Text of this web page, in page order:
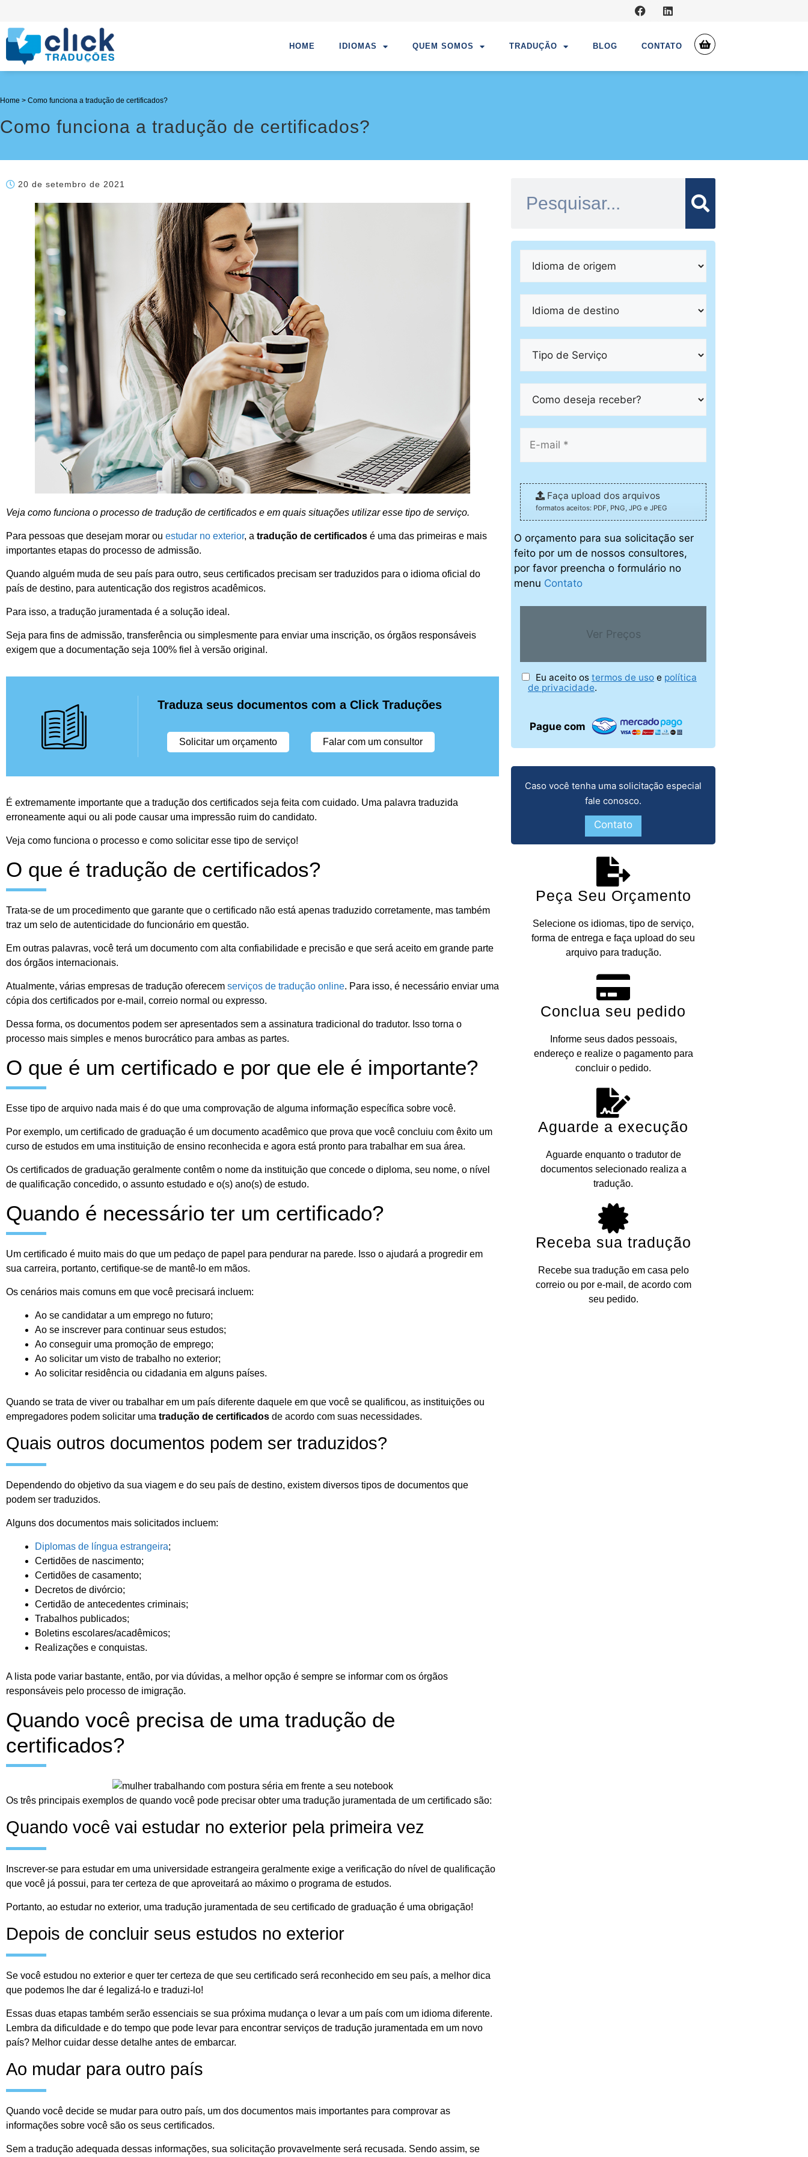
HOME IDIOMAS QUEM SOMOS TRADUÇÃO BLOG CONTATO
Home > Como funciona a tradução de certificados?
Como funciona a tradução de certificados?
20 de setembro de 2021
Veja como funciona o processo de tradução de certificados e em quais situações utilizar esse tipo de serviço.
Para pessoas que desejam morar ou estudar no exterior, a tradução de certificados é uma das primeiras e mais
importantes etapas do processo de admissão.
Quando alguém muda de seu país para outro, seus certificados precisam ser traduzidos para o idioma oficial do
país de destino, para autenticação dos registros acadêmicos.
Para isso, a tradução juramentada é a solução ideal.
Seja para fins de admissão, transferência ou simplesmente para enviar uma inscrição, os órgãos responsáveis
exigem que a documentação seja 100% fiel à versão original.
Traduza seus documentos com a Click Traduções
Solicitar um orçamento Falar com um consultor
É extremamente importante que a tradução dos certificados seja feita com cuidado. Uma palavra traduzida
erroneamente aqui ou ali pode causar uma impressão ruim do candidato.
Veja como funciona o processo e como solicitar esse tipo de serviço!
O que é tradução de certificados?
Trata-se de um procedimento que garante que o certificado não está apenas traduzido corretamente, mas também
traz um selo de autenticidade do funcionário em questão.
Em outras palavras, você terá um documento com alta confiabilidade e precisão e que será aceito em grande parte
dos órgãos internacionais.
Atualmente, várias empresas de tradução oferecem serviços de tradução online. Para isso, é necessário enviar uma
cópia dos certificados por e-mail, correio normal ou expresso.
Dessa forma, os documentos podem ser apresentados sem a assinatura tradicional do tradutor. Isso torna o
processo mais simples e menos burocrático para ambas as partes.
O que é um certificado e por que ele é importante?
Esse tipo de arquivo nada mais é do que uma comprovação de alguma informação específica sobre você.
Por exemplo, um certificado de graduação é um documento acadêmico que prova que você concluiu com êxito um
curso de estudos em uma instituição de ensino reconhecida e agora está pronto para trabalhar em sua área.
Os certificados de graduação geralmente contêm o nome da instituição que concede o diploma, seu nome, o nível
de qualificação concedido, o assunto estudado e o(s) ano(s) de estudo.
Quando é necessário ter um certificado?
Um certificado é muito mais do que um pedaço de papel para pendurar na parede. Isso o ajudará a progredir em
sua carreira, portanto, certifique-se de mantê-lo em mãos.
Os cenários mais comuns em que você precisará incluem:
Ao se candidatar a um emprego no futuro;
Ao se inscrever para continuar seus estudos;
Ao conseguir uma promoção de emprego;
Ao solicitar um visto de trabalho no exterior;
Ao solicitar residência ou cidadania em alguns países.
Quando se trata de viver ou trabalhar em um país diferente daquele em que você se qualificou, as instituições ou
empregadores podem solicitar uma tradução de certificados de acordo com suas necessidades.
Quais outros documentos podem ser traduzidos?
Dependendo do objetivo da sua viagem e do seu país de destino, existem diversos tipos de documentos que
podem ser traduzidos.
Alguns dos documentos mais solicitados incluem:
Diplomas de língua estrangeira;
Certidões de nascimento;
Certidões de casamento;
Decretos de divórcio;
Certidão de antecedentes criminais;
Trabalhos publicados;
Boletins escolares/acadêmicos;
Realizações e conquistas.
A lista pode variar bastante, então, por via dúvidas, a melhor opção é sempre se informar com os órgãos
responsáveis pelo processo de imigração.
Quando você precisa de uma tradução de
certificados?
Os três principais exemplos de quando você pode precisar obter uma tradução juramentada de um certificado são:
Quando você vai estudar no exterior pela primeira vez
Inscrever-se para estudar em uma universidade estrangeira geralmente exige a verificação do nível de qualificação
que você já possui, para ter certeza de que aproveitará ao máximo o programa de estudos.
Portanto, ao estudar no exterior, uma tradução juramentada de seu certificado de graduação é uma obrigação!
Depois de concluir seus estudos no exterior
Se você estudou no exterior e quer ter certeza de que seu certificado será reconhecido em seu país, a melhor dica
que podemos lhe dar é legalizá-lo e traduzi-lo!
Essas duas etapas também serão essenciais se sua próxima mudança o levar a um país com um idioma diferente.
Lembra da dificuldade e do tempo que pode levar para encontrar serviços de tradução juramentada em um novo
país? Melhor cuidar desse detalhe antes de embarcar.
Ao mudar para outro país
Quando você decide se mudar para outro país, um dos documentos mais importantes para comprovar as
informações sobre você são os seus certificados.
Sem a tradução adequada dessas informações, sua solicitação provavelmente será recusada. Sendo assim, se
Faça upload dos arquivos
formatos aceitos: PDF, PNG, JPG e JPEG
O orçamento para sua solicitação ser
feito por um de nossos consultores,
por favor preencha o formulário no
menu Contato
Ver Preços
Eu aceito os termos de uso e política
de privacidade.
Pague com
Caso você tenha uma solicitação especial
fale conosco.
Contato
Peça Seu Orçamento
Selecione os idiomas, tipo de serviço,
forma de entrega e faça upload do seu
arquivo para tradução.
Conclua seu pedido
Informe seus dados pessoais,
endereço e realize o pagamento para
concluir o pedido.
Aguarde a execução
Aguarde enquanto o tradutor de
documentos selecionado realiza a
tradução.
Receba sua tradução
Recebe sua tradução em casa pelo
correio ou por e-mail, de acordo com
seu pedido.